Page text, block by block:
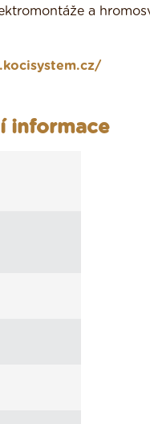
a
informace